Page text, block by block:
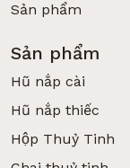
Sản phẩm
Sản phẩm
Hũ nắp cài
Hũ nắp thiếc
Hộp Thuỷ Tinh